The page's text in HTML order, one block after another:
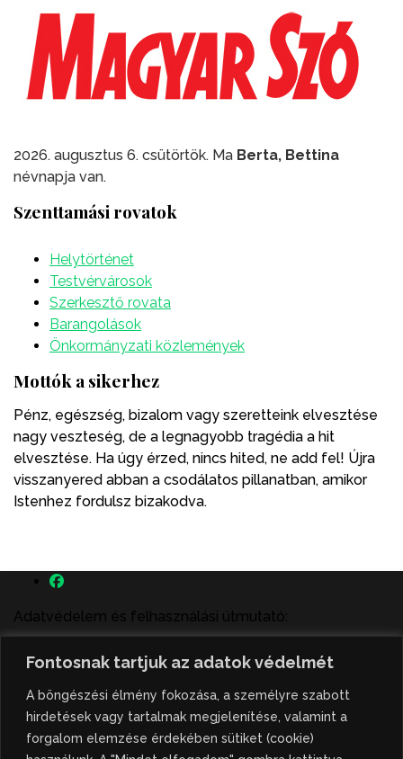
Fontosnak tartjuk az adatok védelmét
A böngészési élmény fokozása, a személyre szabott
hirdetések vagy tartalmak megjelenítése, valamint a
forgalom elemzése érdekében sütiket (cookie)
2026. augusztus 6. csütörtök. Ma Berta, Bettina
névnapja van.
Szenttamási rovatok
Helytörténet
Testvérvárosok
Szerkesztő rovata
Barangolások
Önkormányzati közlemények
Mottók a sikerhez
Pénz, egészség, bizalom vagy szeretteink elvesztése
nagy veszteség, de a legnagyobb tragédia a hit
elvesztése. Ha úgy érzed, nincs hited, ne add fel! Újra
visszanyered abban a csodálatos pillanatban, amikor
Istenhez fordulsz bizakodva.
Adatvédelem és felhasználási útmutató:
A szenttamás.rs magyar nyelvű internetes hírportálon
megjelenő szerzői írások, a híranyag és minden egyéb
tartalom a portált működtető Gion Nándor Kulturális
Központ szellemi tulajdonát képezik, amely szellemi
tulajdont a nemzetközi és szerbiai törvények védik. A